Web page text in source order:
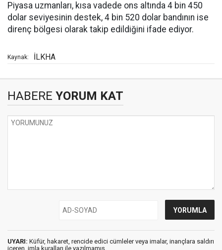
Piyasa uzmanları, kısa vadede ons altında 4 bin 450
dolar seviyesinin destek, 4 bin 520 dolar bandının ise
direnç bölgesi olarak takip edildiğini ifade ediyor.
Kaynak: İLKHA
HABERE YORUM KAT
UYARI: Küfür, hakaret, rencide edici cümleler veya imalar, inançlara saldırı
içeren, imla kuralları ile yazılmamış,